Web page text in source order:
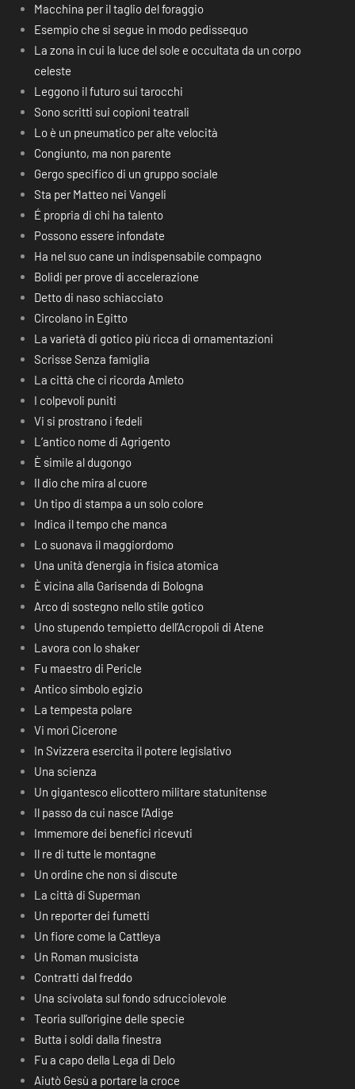
Macchina per il taglio del foraggio
Esempio che si segue in modo pedissequo
La zona in cui la luce del sole e occultata da un corpo
celeste
Leggono il futuro sui tarocchi
Sono scritti sui copioni teatrali
Lo è un pneumatico per alte velocità
Congiunto, ma non parente
Gergo specifico di un gruppo sociale
Sta per Matteo nei Vangeli
É propria di chi ha talento
Possono essere infondate
Ha nel suo cane un indispensabile compagno
Bolidi per prove di accelerazione
Detto di naso schiacciato
Circolano in Egitto
La varietà di gotico più ricca di ornamentazioni
Scrisse Senza famiglia
La città che ci ricorda Amleto
I colpevoli puniti
Vi si prostrano i fedeli
L’antico nome di Agrigento
È simile al dugongo
Il dio che mira al cuore
Un tipo di stampa a un solo colore
Indica il tempo che manca
Lo suonava il maggiordomo
Una unità d’energia in fisica atomica
È vicina alla Garisenda di Bologna
Arco di sostegno nello stile gotico
Uno stupendo tempietto dell’Acropoli di Atene
Lavora con lo shaker
Fu maestro di Pericle
Antico simbolo egizio
La tempesta polare
Vi morì Cicerone
In Svizzera esercita il potere legislativo
Una scienza
Un gigantesco elicottero militare statunitense
Il passo da cui nasce l’Adige
Immemore dei benefici ricevuti
Il re di tutte le montagne
Un ordine che non si discute
La città di Superman
Un reporter dei fumetti
Un fiore come la Cattleya
Un Roman musicista
Contratti dal freddo
Una scivolata sul fondo sdrucciolevole
Teoria sull’origine delle specie
Butta i soldi dalla finestra
Fu a capo della Lega di Delo
Aiutò Gesù a portare la croce